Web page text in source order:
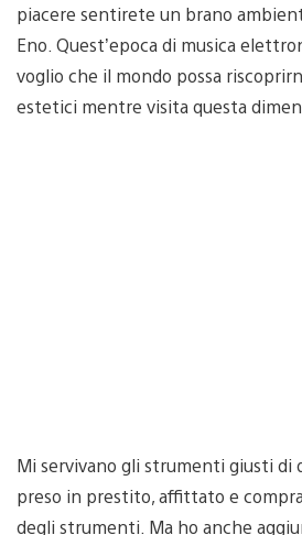
piacere sentirete un brano
Eno. Quest’epoca di musica
voglio che il mondo possa
estetici mentre visita questa
Mi servivano gli strumenti giusti di
preso in prestito, affittato e
degli strumenti. Ma ho anche